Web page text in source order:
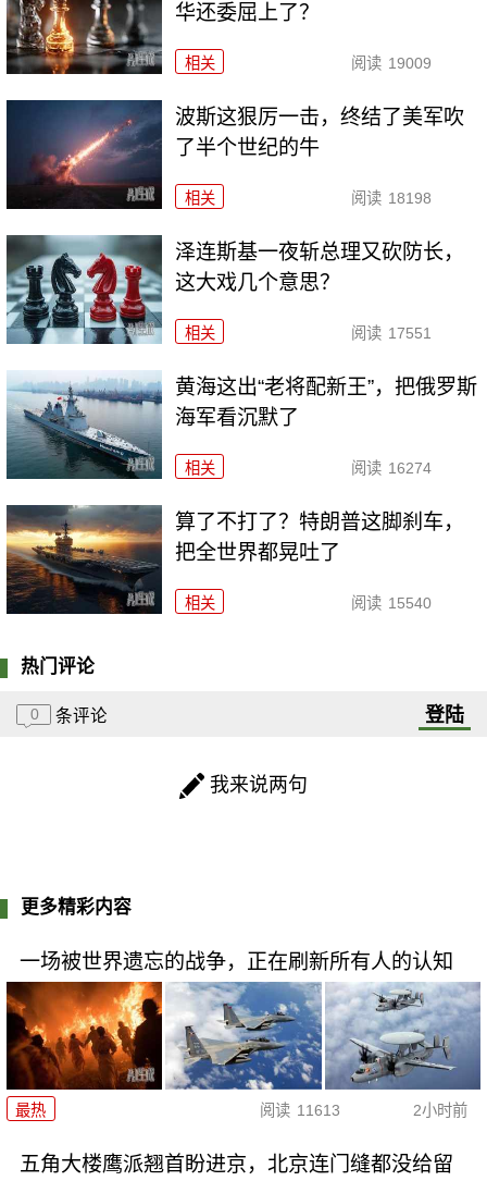
华还委屈上了？
相关 阅读 19009
波斯这狠厉一击，终结了美军吹
了半个世纪的牛
相关 阅读 18198
泽连斯基一夜斩总理又砍防长，
这大戏几个意思？
相关 阅读 17551
黄海这出“老将配新王”，把俄罗斯
海军看沉默了
相关 阅读 16274
算了不打了？特朗普这脚刹车，
把全世界都晃吐了
相关 阅读 15540
热门评论
0 条评论 登陆
我来说两句
更多精彩内容
一场被世界遗忘的战争，正在刷新所有人的认知
最热 阅读 11613 2小时前
五角大楼鹰派翘首盼进京，北京连门缝都没给留